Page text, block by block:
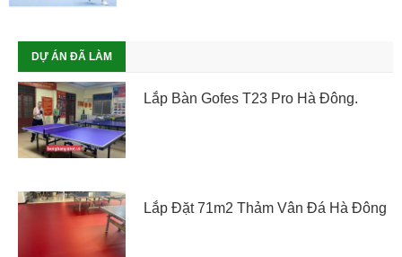
DỰ ÁN ĐÃ LÀM
Lắp Bàn Gofes T23 Pro Hà Đông.
Lắp Đặt 71m2 Thảm Vân Đá Hà Đông